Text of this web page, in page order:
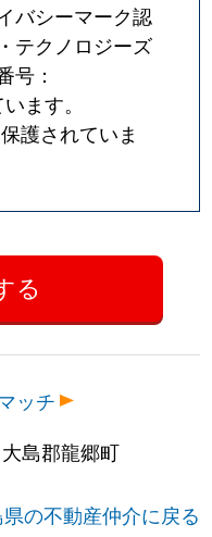
バシーマーク認
テクノロジーズ
号：
ます。
護されていま
ッチ
大島郡龍郷町
の不動産仲介に戻る